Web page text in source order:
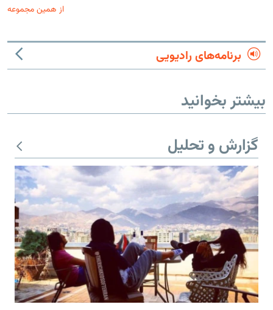
از همین مجموعه
برنامه‌های رادیویی
بیشتر بخوانید
گزارش و تحلیل